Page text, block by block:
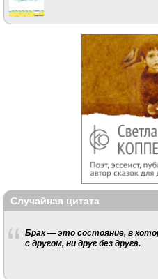
Случайная цитата
Брак — это состояние, в
с другом, ни друг без друга.